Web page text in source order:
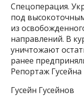
Спецоперация.
под
из
направлений. В
уничтожают
ранее
Репортаж Гусейна
Гусейн Гусейнов